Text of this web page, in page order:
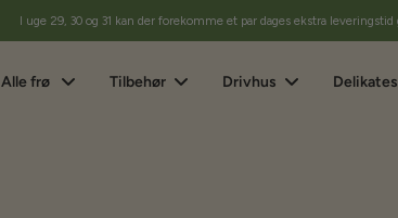
I uge 29, 30 og 31 kan der forekomme et par dages ekstra
Alle frø Tilbehør Drivhus